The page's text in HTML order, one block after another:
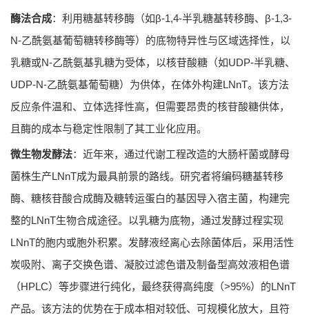
酶法合成：利用糖基转移酶（如β-1,4-半乳糖基转移酶、β-1,3-
N-乙酰氨基葡萄糖转移酶等）的底物特异性与区域选择性，以
乳糖或N-乙酰氨基乳糖为受体，以核苷酸糖（如UDP-半乳糖、
UDP-N-乙酰氨基葡萄糖）为供体，在体外构建LNnT。该方法
反应条件温和、立体选择性高，但需要昂贵的核苷酸糖供体，
且酶的成本与稳定性限制了其工业化应用。
微生物发酵法：近年来，通过代谢工程改造的大肠杆菌或酵母
菌株生产LNnT成为最具前景的路线。研究者将编码糖基转移
酶、糖核苷酸合成酶及糖转运蛋白的基因导入宿主菌，构建完
整的LNnT生物合成途径。以乳糖为底物，通过发酵过程实现
LNnT的胞内或胞外积累。发酵液经离心去除菌体后，采用活性
炭吸附、离子交换色谱、凝胶过滤色谱及制备型高效液相色谱
（HPLC）等步骤进行纯化，最终获得高纯度（>95%）的LNnT
产品。该方法的优势在于成本相对较低、可规模化放大，且符